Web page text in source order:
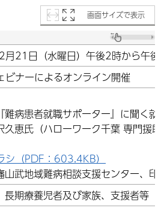
画面サイズで表示
21日（水曜日）午後2時から午後
ナーによるオンライン開催
難病患者就職サポーター』に聞く就
久恵氏（ハローワーク千葉 専門援助
シ（PDF：603.4KB）
山武地域難病相談支援センター、印
長期療養児者及び家族、支援者等